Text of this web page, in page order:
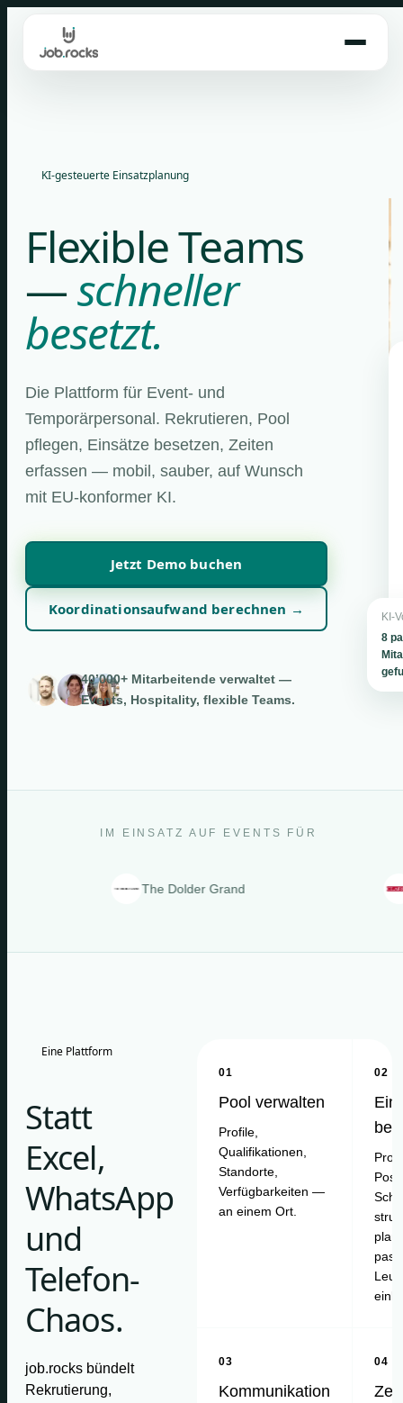
content
KI-gesteuerte Einsatzplanung
Flexible Teams
—schneller
besetzt.
Die Plattform für Event- und
Temporärpersonal. Rekrutieren, Pool
pflegen, Einsätze besetzen, Zeiten
erfassen — mobil, sauber, auf Wunsch
mit EU-konformer KI.
Jetzt Demo buchen
Koordinationsaufwand berechnen →
40’000+ Mitarbeitende verwaltet —
Events, Hospitality, flexible Teams.
KI-
8
IM EINSATZ AUF EVENTS FÜR
The Dolder Grand
Eine Plattform
Statt
Excel,
WhatsApp
und
Telefon-
Chaos.
job.rocks bündelt
Rekrutierung,
01
Pool verwalten
Profile,
Qualifikationen,
Standorte,
Verfügbarkeiten —
an einem Ort.
02
03
Kommunikation
04